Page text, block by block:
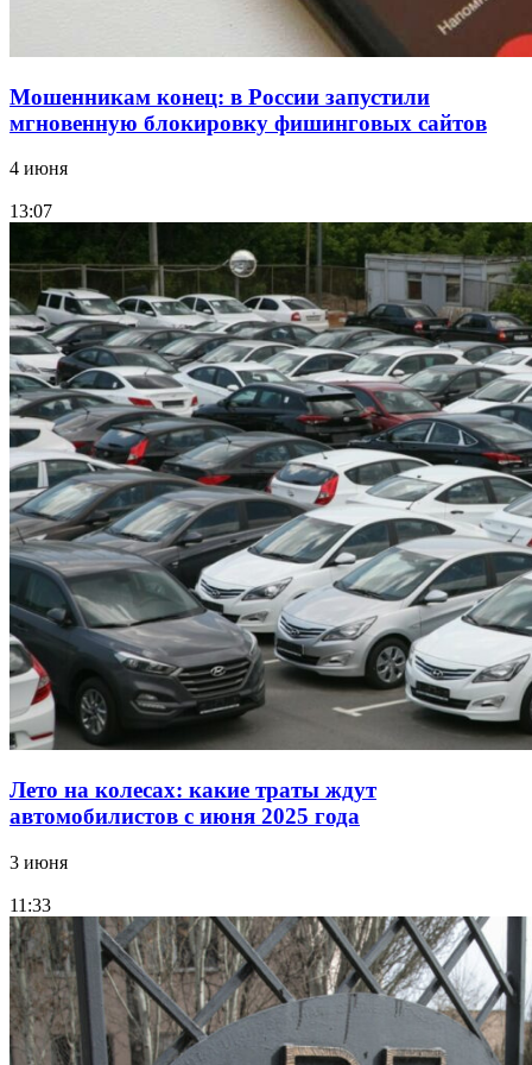
Мошенникам конец: в России запустили
мгновенную блокировку фишинговых сайтов
4 июня
13:07
Лето на колесах: какие траты ждут
автомобилистов с июня 2025 года
3 июня
11:33